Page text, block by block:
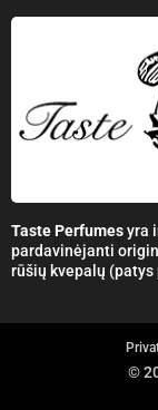
Taste Perfumesyra
pardavinėjanti
rūšių kvepalų
©